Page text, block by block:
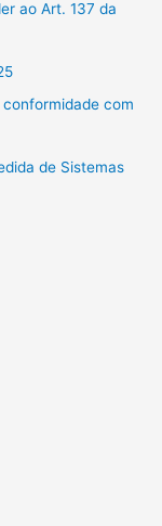
ao Art. 137 da
com
de Sistemas